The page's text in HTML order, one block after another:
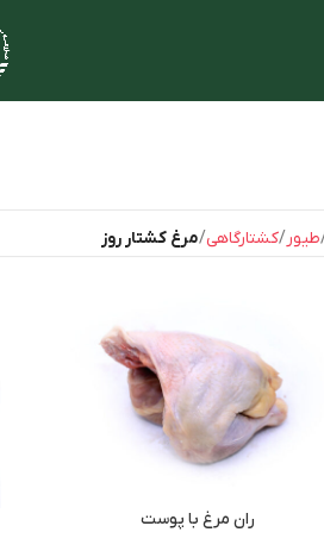
طیور کشتارگاهی مرغ کشتار روز
ران مرغ با پوست